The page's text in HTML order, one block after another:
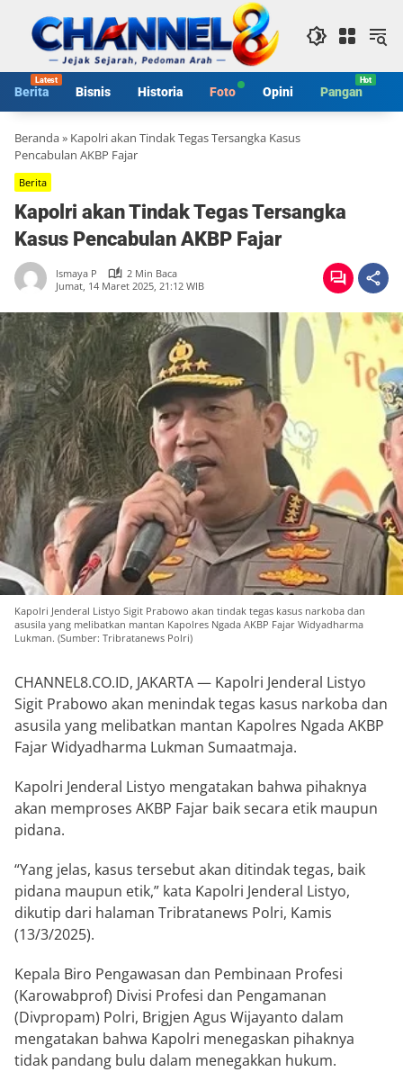
konten
Berita Bisnis Historia Foto Opini Pangan
Beranda» Kapolri akan Tindak Tegas Tersangka Kasus
Pencabulan AKBP Fajar
Berita
Kapolri akan Tindak Tegas Tersangka
Kasus Pencabulan AKBP Fajar
Ismaya P
2 Min Baca
Jumat, 14 Maret 2025, 21:12 WIB
Kapolri Jenderal Listyo Sigit Prabowo akan tindak tegas kasus narkoba dan
asusila yang melibatkan mantan Kapolres Ngada AKBP Fajar Widyadharma
Lukman. (Sumber: Tribratanews Polri)
CHANNEL8.CO.ID, JAKARTA — Kapolri Jenderal Listyo
Sigit Prabowo akan menindak tegas kasus narkoba dan
asusila yang melibatkan mantan Kapolres Ngada AKBP
Fajar Widyadharma Lukman Sumaatmaja.
Kapolri Jenderal Listyo mengatakan bahwa pihaknya
akan memproses AKBP Fajar baik secara etik maupun
pidana.
“Yang jelas, kasus tersebut akan ditindak tegas, baik
pidana maupun etik,” kata Kapolri Jenderal Listyo,
dikutip dari halaman Tribratanews Polri, Kamis
(13/3/2025).
Kepala Biro Pengawasan dan Pembinaan Profesi
(Karowabprof) Divisi Profesi dan Pengamanan
(Divpropam) Polri, Brigjen Agus Wijayanto dalam
mengatakan bahwa Kapolri menegaskan pihaknya
tidak pandang bulu dalam menegakkan hukum.